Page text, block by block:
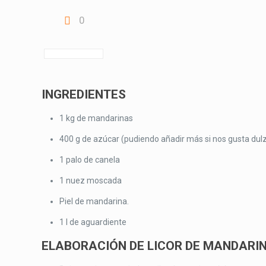
0
INGREDIENTES
1 kg de mandarinas
400 g de azúcar (pudiendo añadir más si nos gusta
1 palo de canela
1 nuez moscada
Piel de mandarina.
1 l de aguardiente
ELABORACIÓN DE LICOR DE